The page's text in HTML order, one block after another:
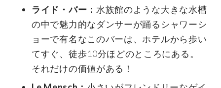
ライド・バー： 水族館のような大きな水槽
の中で魅力的なダンサーが踊るシャワーシ
ョーで有名なこのバーは、ホテルから歩い
てすぐ、徒歩10分ほどのところにある。
それだけの価値がある！